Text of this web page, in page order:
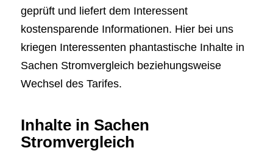
geprüft und liefert dem Interessent
kostensparende Informationen. Hier bei uns
kriegen Interessenten phantastische Inhalte in
Sachen Stromvergleich beziehungsweise
Wechsel des Tarifes.
Inhalte in Sachen
Stromvergleich